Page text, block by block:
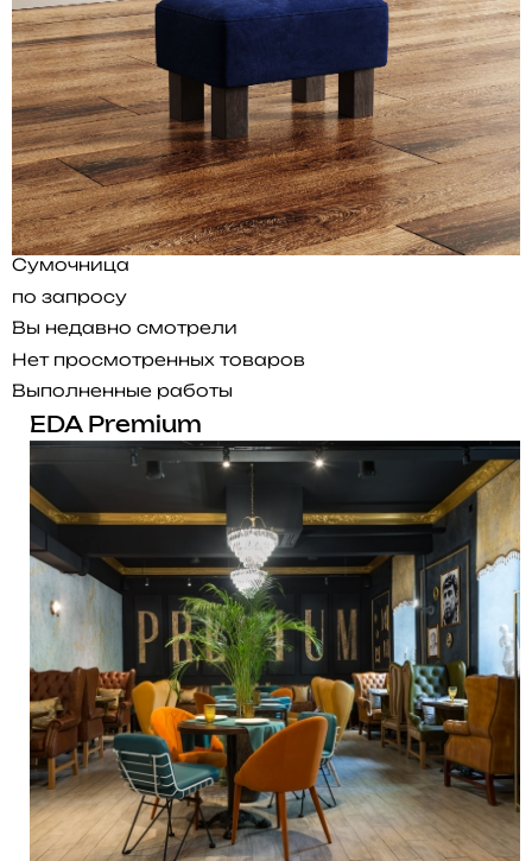
Сумочница
по запросу
Вы недавно смотрели
Нет просмотренных товаров
Выполненные работы
EDA Premium